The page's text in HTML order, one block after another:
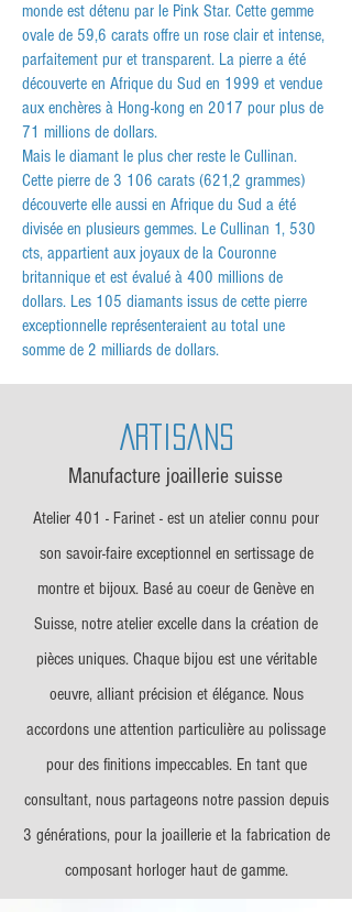
monde est détenu par le Pink Star. Cette gemme
ovale de 59,6 carats offre un rose clair et intense,
parfaitement pur et transparent. La pierre a été
découverte en Afrique du Sud en 1999 et vendue
aux enchères à Hong-kong en 2017 pour plus de
71 millions de dollars.
Mais le diamant le plus cher reste le Cullinan.
Cette pierre de 3 106 carats (621,2 grammes)
découverte elle aussi en Afrique du Sud a été
divisée en plusieurs gemmes. Le Cullinan 1, 530
cts, appartient aux joyaux de la Couronne
britannique et est évalué à 400 millions de
dollars. Les 105 diamants issus de cette pierre
exceptionnelle représenteraient au total une
somme de 2 milliards de dollars.
Artisans
Manufacture joaillerie suisse
Atelier 401 - Farinet - est un atelier connu pour
son savoir-faire exceptionnel en sertissage de
montre et bijoux. Basé au coeur de Genève en
Suisse, notre atelier excelle dans la création de
pièces uniques. Chaque bijou est une véritable
oeuvre, alliant précision et élégance. Nous
accordons une attention particulière au polissage
pour des finitions impeccables. En tant que
consultant, nous partageons notre passion depuis
3 générations, pour la joaillerie et la fabrication de
composant horloger haut de gamme.